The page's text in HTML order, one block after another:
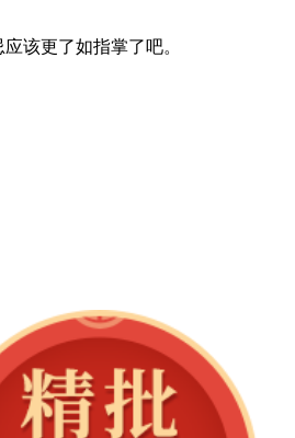
该更了如指掌了吧。